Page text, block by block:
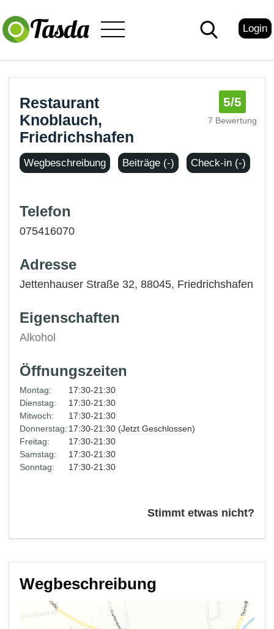
Login
Restaurant
Knoblauch,
Friedrichshafen
5/5
7 Bewertung
Wegbeschreibung Beiträge (-) Check-in (-)
Telefon
075416070
Adresse
Jettenhauser Straße 32, 88045, Friedrichshafen
Eigenschaften
Alkohol
Öffnungszeiten
Montag:
17:30-21:30
Dienstag:
17:30-21:30
Mitwoch:
17:30-21:30
Donnerstag: 17:30-21:30 (Jetzt Geschlossen)
Freitag:
17:30-21:30
Samstag:
17:30-21:30
Sonntag:
17:30-21:30
Stimmt etwas nicht?
Wegbeschreibung